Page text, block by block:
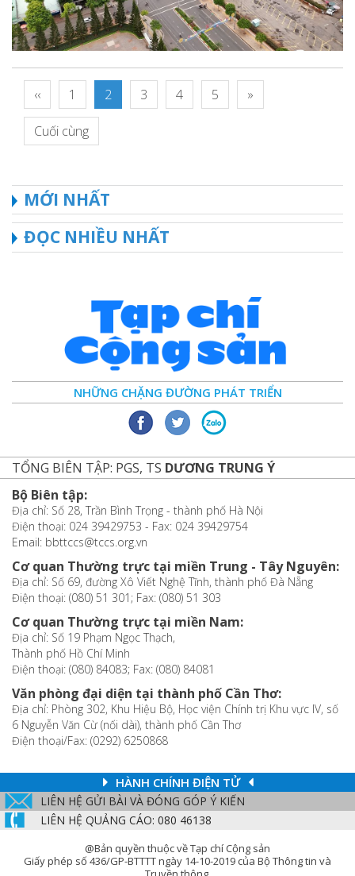
‹‹ 1 2 3 4 5 »
Cuối cùng
MỚI NHẤT
ĐỌC NHIỀU NHẤT
NHỮNG CHẶNG ĐƯỜNG PHÁT TRIỂN
TỔNG BIÊN TẬP: PGS, TS DƯƠNG TRUNG Ý
Bộ Biên tập:
Địa chỉ: Số 28, Trần Bình Trọng - thành phố Hà Nội
Điện thoại: 024 39429753 - Fax: 024 39429754
Email: bbttccs@tccs.org.vn
Cơ quan Thường trực tại miền Trung - Tây Nguyên:
Địa chỉ: Số 69, đường Xô Viết Nghệ Tĩnh, thành phố Đà Nẵng
Điện thoại: (080) 51 301; Fax: (080) 51 303
Cơ quan Thường trực tại miền Nam:
Địa chỉ: Số 19 Phạm Ngọc Thạch,
Thành phố Hồ Chí Minh
Điện thoại: (080) 84083; Fax: (080) 84081
Văn phòng đại diện tại thành phố Cần Thơ:
Địa chỉ: Phòng 302, Khu Hiệu Bộ, Học viện Chính trị Khu vực IV, số
6 Nguyễn Văn Cừ (nối dài), thành phố Cần Thơ
Điện thoại/Fax: (0292) 6250868
HÀNH CHÍNH ĐIỆN TỬ
LIÊN HỆ GỬI BÀI VÀ ĐÓNG GÓP Ý KIẾN
LIÊN HỆ QUẢNG CÁO: 080 46138
@Bản quyền thuộc về Tạp chí Cộng sản
Giấy phép số 436/GP-BTTTT ngày 14-10-2019 của Bộ Thông tin và